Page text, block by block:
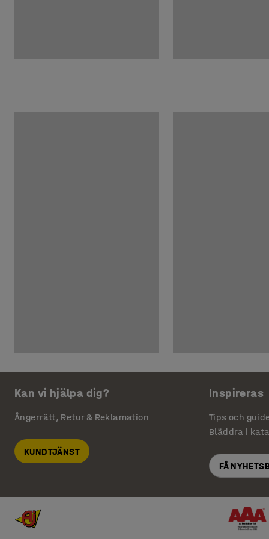
Kan vi hjälpa dig?
Ångerrätt, Retur & Reklamation
KUNDTJÄNST
Inspireras
Tips och
Bläddra i
FÅ